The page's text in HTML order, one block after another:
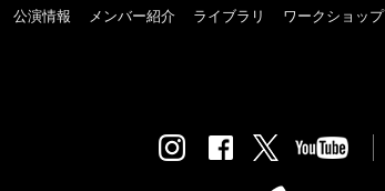
公演情報 メンバー紹介 ライブラリ ワークショップ